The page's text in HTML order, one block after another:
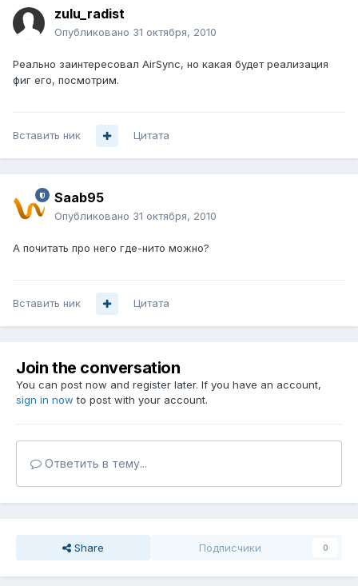
zulu_radist
Опубликовано 31 октября, 2010
Реально заинтересовал AirSync, но какая будет реализация
фиг его, посмотрим.
Вставить ник Цитата
Saab95
Опубликовано 31 октября, 2010
А почитать про него где-нито можно?
Вставить ник Цитата
Join the conversation
You can post now and register later. If you have an account,
sign in now to post with your account.
Ответить в тему...
Share Подписчики 0